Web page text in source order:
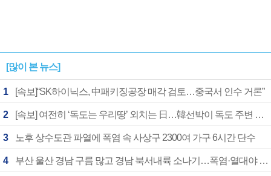
[많이 본 뉴스]
1 [속보]“SK하이닉스, 中패키징공장 매각 검토…중국서 인수 거론”
2 [속보] 여전히 ‘독도는 우리땅’ 외치는 日…韓선박이 독도 주변 해양조사 활동하자 반발
3 노후 상수도관 파열에 폭염 속 사상구 2300여 가구 6시간 단수
4 부산 울산 경남 구름 많고 경남 북서내륙 소나기…폭염·열대야 계속